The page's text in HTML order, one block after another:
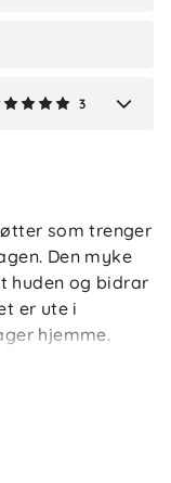
3
som trenger
Den myke
huden og bidrar
er ute i
hjemme.
uten å
og to-